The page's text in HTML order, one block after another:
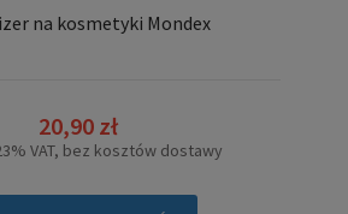
na kosmetyki Mondex
20,90 zł
VAT, bez kosztów dostawy